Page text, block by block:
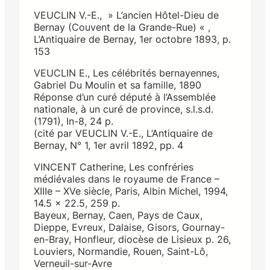
VEUCLIN V.-E., » L’ancien Hôtel-Dieu de
Bernay (Couvent de la Grande-Rue) « ,
L’Antiquaire de Bernay, 1er octobre 1893, p.
153
VEUCLIN E., Les célébrités bernayennes,
Gabriel Du Moulin et sa famille, 1890
Réponse d’un curé député à l’Assemblée
nationale, à un curé de province, s.l.s.d.
(1791), In-8, 24 p.
(cité par VEUCLIN V.-E., L’Antiquaire de
Bernay, N° 1, 1er avril 1892, pp. 4
VINCENT Catherine, Les confréries
médiévales dans le royaume de France –
XIIIe – XVe siècle, Paris, Albin Michel, 1994,
14.5 x 22.5, 259 p.
Bayeux, Bernay, Caen, Pays de Caux,
Dieppe, Evreux, Dalaise, Gisors, Gournay-
en-Bray, Honfleur, diocèse de Lisieux p. 26,
Louviers, Normandie, Rouen, Saint-Lô,
Verneuil-sur-Avre